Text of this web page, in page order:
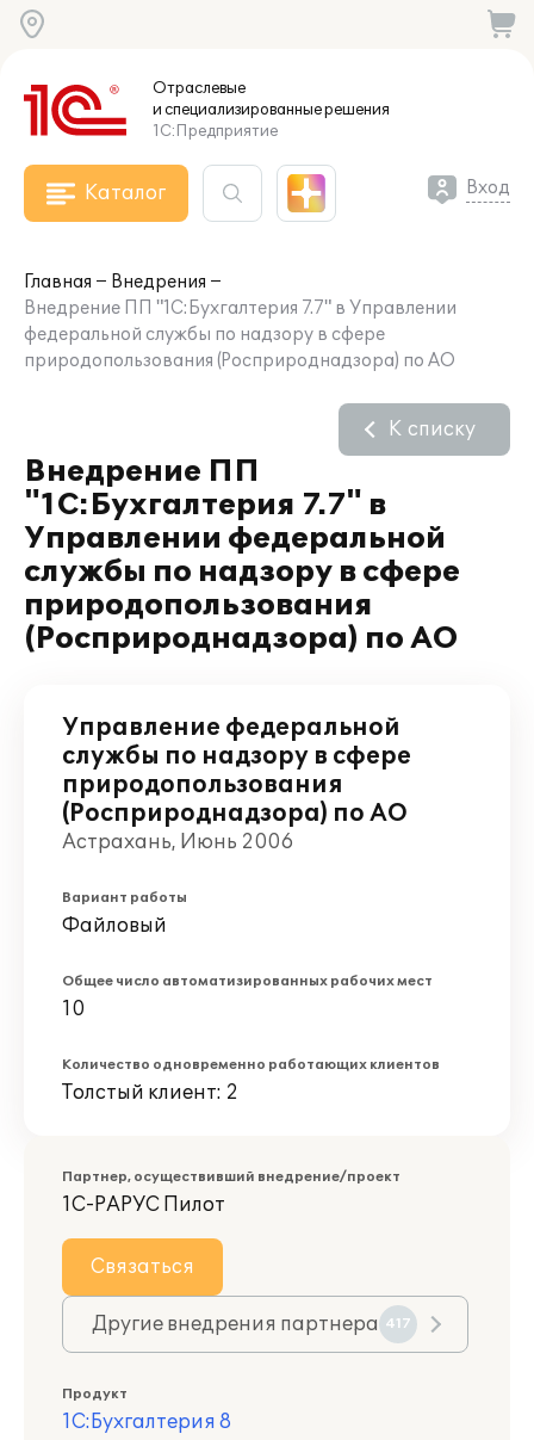
Отраслевые
и специализированныерешения
1С:Предприятие
Каталог Вход
Главная
Внедрения
Внедрение ПП "1С:Бухгалтерия 7.7" в Управлении
федеральной службы по надзору в сфере
природопользования (Росприроднадзора) по АО
Внедрение ПП
"1С:Бухгалтерия 7.7" в
Управлении федеральной
службы по надзору в сфере
природопользования
(Росприроднадзора) по АО
К списку
Управление федеральной
службы по надзору в сфере
природопользования
(Росприроднадзора) по АО
Астрахань, Июнь 2006
Вариант работы
Файловый
Общее число автоматизированных рабочих мест
10
Количество одновременно работающих клиентов
Толстый клиент: 2
Партнер, осуществивший внедрение/проект
1С-РАРУС Пилот
Связаться
Другие внедрения партнера 417
Продукт
1С:Бухгалтерия 8